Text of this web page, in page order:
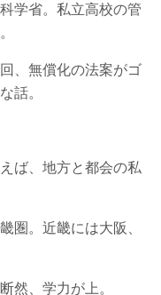
学省。私立高校の管
、無償化の法案がゴ
話。
ば、地方と都会の私
圏。近畿には大阪、
然、学力が上。